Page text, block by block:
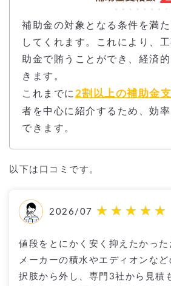
補助金の対象となる条件を満
してくれます。これにより、
助金で賄うことができ、経済
きます。
これまでに2割以上の補助金
者を中心に紹介するため、効
できます。
以下は口コミです。
2026/07
値段をとにかく安く抑えたかった
メーカーの積水やエディオンな
択肢から外し、専門3社から見積